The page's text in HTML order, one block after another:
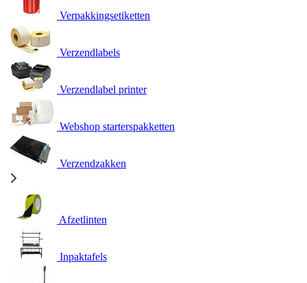
Verpakkingsetiketten
Verzendlabels
Verzendlabel printer
Webshop starterspakketten
Verzendzakken
Afzetlinten
Inpaktafels